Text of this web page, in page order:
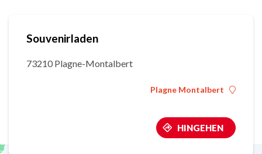
Souvenirladen
73210 Plagne-Montalbert
Plagne Montalbert
HINGEHEN